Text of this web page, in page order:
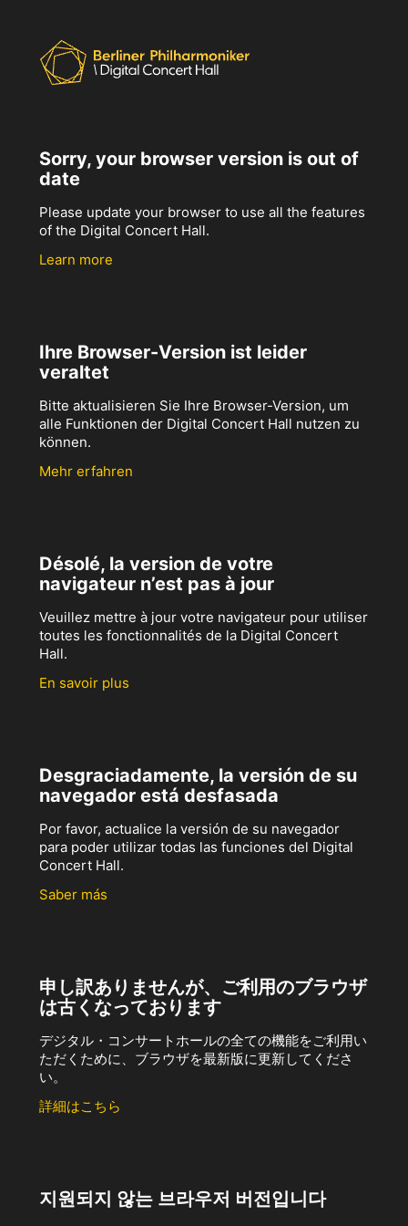
Sorry, your browser version is out of
date
Please update your browser to use all the features
of the Digital Concert Hall.
Learn more
Ihre Browser-Version ist leider
veraltet
Bitte aktualisieren Sie Ihre Browser-Version, um
alle Funktionen der Digital Concert Hall nutzen zu
können.
Mehr erfahren
Désolé, la version de votre
navigateur n’est pas à jour
Veuillez mettre à jour votre navigateur pour utiliser
toutes les fonctionnalités de la Digital Concert
Hall.
En savoir plus
Desgraciadamente, la versión de su
navegador está desfasada
Por favor, actualice la versión de su navegador
para poder utilizar todas las funciones del Digital
Concert Hall.
Saber más
申し訳ありませんが、ご利用のブラウザ
は古くなっております
デジタル・コンサートホールの全ての機能をご利用い
ただくために、ブラウザを最新版に更新してくださ
い。
詳細はこちら
지원되지 않는 브라우저 버전입니다